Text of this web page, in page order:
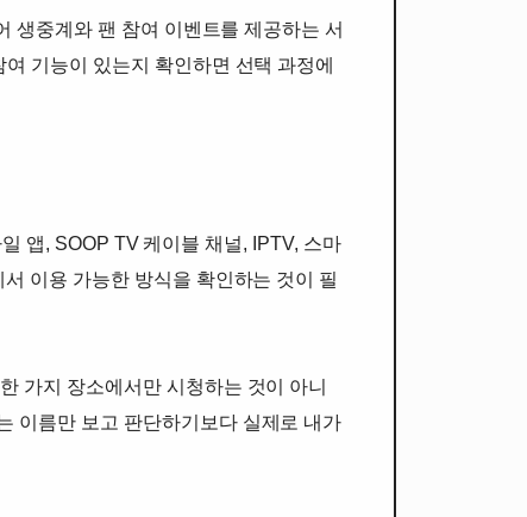
생중계와 팬 참여 이벤트를 제공하는 서
기능이 있는지 확인하면 선택 과정에
앱, SOOP TV 케이블 채널, IPTV, 스마
이용 가능한 방식을 확인하는 것이 필
가지 장소에서만 시청하는 것이 아니
이름만 보고 판단하기보다 실제로 내가